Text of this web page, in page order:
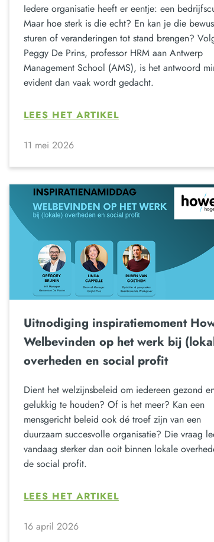
Iedere organisatie heeft er eentje: een
Maar hoe sterk is die echt? En kan je die
sturen of veranderingen tot stand brengen?
Peggy De Prins, professor HRM aan Antwerp
Management School (AMS), is het antwoord
evident dan vaak wordt gedacht.
LEES HET ARTIKEL
11 mei 2026
Uitnodiging inspiratiemoment
Welbevinden op het werk bij
overheden en social profit
Dient het welzijnsbeleid om iedereen gezond
gelukkig te houden? Of is het meer? Kan een
mensgericht beleid ook dé troef zijn van een
duurzaam succesvolle organisatie? Die vraag
vandaag sterker dan ooit binnen lokale
de social profit.
LEES HET ARTIKEL
16 april 2026